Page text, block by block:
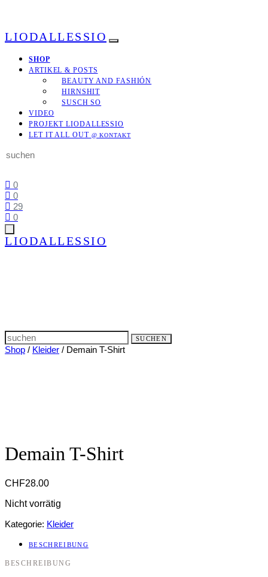
LIODALLESSIO
SHOP
ARTIKEL & POSTS
BEAUTY AND FASHIÓN
HIRNSHIT
SUSCH SO
VIDEO
PROJEKT LIODALLESSIO
LET IT ALL OUT @ KONTAKT
Search
0
0
29
0
LIODALLESSIO
Search
for:
SUCHEN
Shop / Kleider / Demain T-Shirt
Demain T-Shirt
CHF28.00
Nicht vorrätig
Kategorie: Kleider
BESCHREIBUNG
BESCHREIBUNG